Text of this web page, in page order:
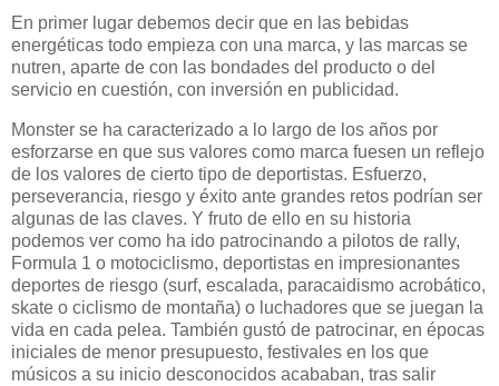
En primer lugar debemos decir que en las bebidas
energéticas todo empieza con una marca, y las marcas se
nutren, aparte de con las bondades del producto o del
servicio en cuestión, con inversión en publicidad.
Monster se ha caracterizado a lo largo de los años por
esforzarse en que sus valores como marca fuesen un reflejo
de los valores de cierto tipo de deportistas. Esfuerzo,
perseverancia, riesgo y éxito ante grandes retos podrían ser
algunas de las claves. Y fruto de ello en su historia
podemos ver como ha ido patrocinando a pilotos de rally,
Formula 1 o motociclismo, deportistas en impresionantes
deportes de riesgo (surf, escalada, paracaidismo acrobático,
skate o ciclismo de montaña) o luchadores que se juegan la
vida en cada pelea. También gustó de patrocinar, en épocas
iniciales de menor presupuesto, festivales en los que
músicos a su inicio desconocidos acababan, tras salir